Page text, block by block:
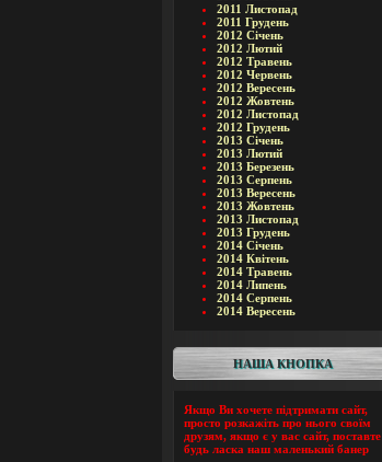
2011 Листопад
2011 Грудень
2012 Січень
2012 Лютий
2012 Травень
2012 Червень
2012 Вересень
2012 Жовтень
2012 Листопад
2012 Грудень
2013 Січень
2013 Лютий
2013 Березень
2013 Серпень
2013 Вересень
2013 Жовтень
2013 Листопад
2013 Грудень
2014 Січень
2014 Квітень
2014 Травень
2014 Липень
2014 Серпень
2014 Вересень
НАША КНОПКА
Якщо Ви хочете підтримати сайт,
просто розкажіть про нього своїм
друзям, якщо є у вас сайт, поставте
будь ласка наш маленький банер